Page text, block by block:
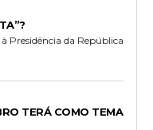
Presidência da República
TERÁ COMO TEMA